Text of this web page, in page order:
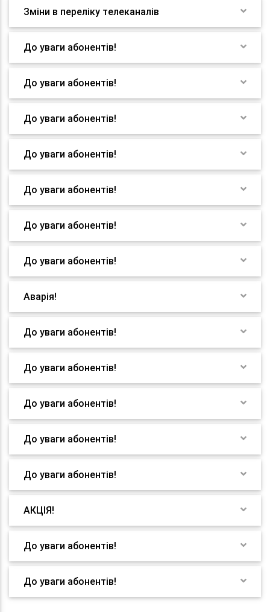
Зміни в переліку телеканалів
До уваги абонентів!
До уваги абонентів!
До уваги абонентів!
До уваги абонентів!
До уваги абонентів!
До уваги абонентів!
До уваги абонентів!
Аварія!
До уваги абонентів!
До уваги абонентів!
До уваги абонентів!
До уваги абонентів!
До уваги абонентів!
АКЦІЯ!
До уваги абонентів!
До уваги абонентів!